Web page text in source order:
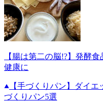
【腸は第二の脳!?】発酵
健康に
【手づくりパン】ダイ
づくりパン5選